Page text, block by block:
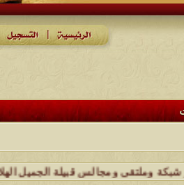
ومجالس قبيلة الجميل الهلالية